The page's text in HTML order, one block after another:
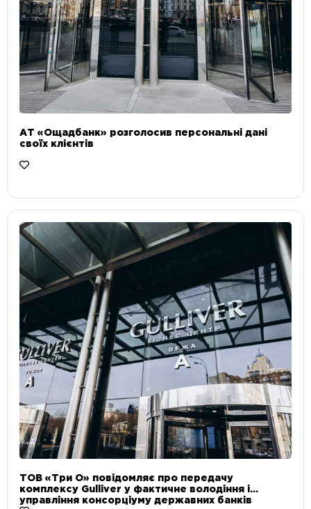
АТ «Ощадбанк» розголосив персональні дані
своїх клієнтів
ТОВ «Три О» повідомляє про передачу
комплексу Gulliver у фактичне володіння і
управління консорціуму державних банків